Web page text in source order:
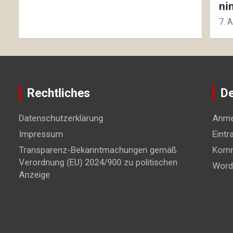
7.
Rechtliches
Datenschutzerklärung
Impressum
Transparenz-Bekanntmachungen gemäß
Verordnung (EU) 2024/900 zu politischen
Anzeige